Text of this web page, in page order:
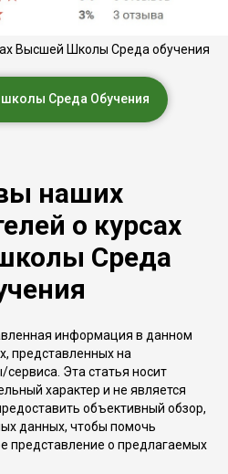
Высшей Школы Среда обучения
школы Среда Обучения
наших
о курсах
Среда
информация в данном
представленных на
Эта статья носит
характер и не является
объективный обзор,
данных, чтобы помочь
представление о предлагаемых